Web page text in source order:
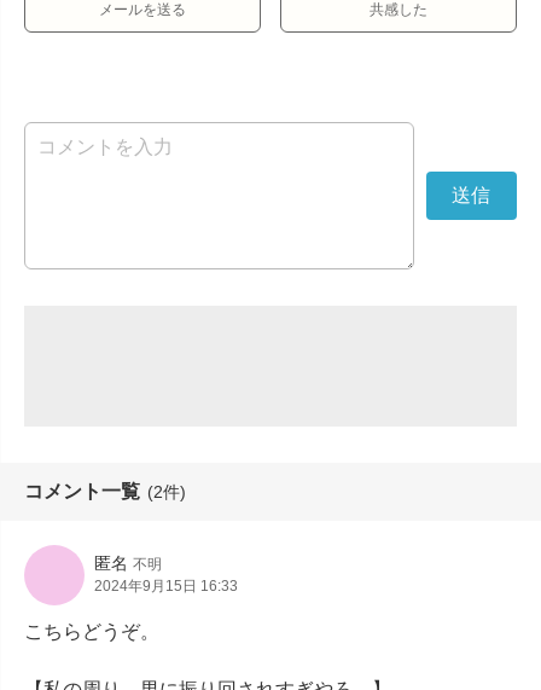
メールを送る 共感した
コメント一覧 (2件)
匿名 不明
2024年9月15日 16:33
こちらどうぞ。